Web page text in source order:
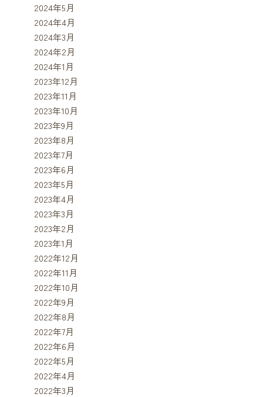
2024年5月
2024年4月
2024年3月
2024年2月
2024年1月
2023年12月
2023年11月
2023年10月
2023年9月
2023年8月
2023年7月
2023年6月
2023年5月
2023年4月
2023年3月
2023年2月
2023年1月
2022年12月
2022年11月
2022年10月
2022年9月
2022年8月
2022年7月
2022年6月
2022年5月
2022年4月
2022年3月